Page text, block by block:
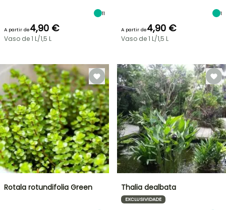
11
A partir de4,90 €
Vaso de 1 L/1,5 L
1
A partir de4,90 €
Vaso de 1 L/1,5 L
Rotala rotundifolia Green Thalia dealbata
EXCLUSIVIDADE